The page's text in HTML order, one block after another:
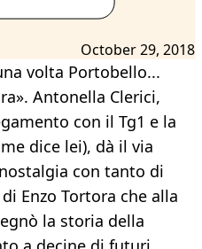
October 29, 2018
volta Portobello...
Antonella Clerici,
con il Tg1 e la
dice lei), dà il via
con tanto di
Enzo Tortora che alla
la storia della